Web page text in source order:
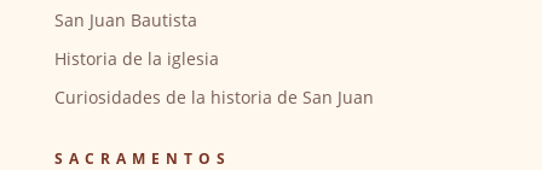
San Juan Bautista
Historia de la iglesia
Curiosidades de la historia de San Juan
SACRAMENTOS